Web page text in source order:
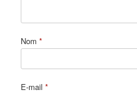
Nom *
E-mail *